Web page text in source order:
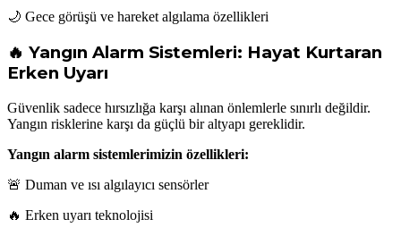
🌙 Gece görüşü ve hareket algılama özellikleri
🔥 Yangın Alarm Sistemleri: Hayat Kurtaran
Erken Uyarı
Güvenlik sadece hırsızlığa karşı alınan önlemlerle sınırlı değildir.
Yangın risklerine karşı da güçlü bir altyapı gereklidir.
Yangın alarm sistemlerimizin özellikleri:
🚨 Duman ve ısı algılayıcı sensörler
🔥 Erken uyarı teknolojisi